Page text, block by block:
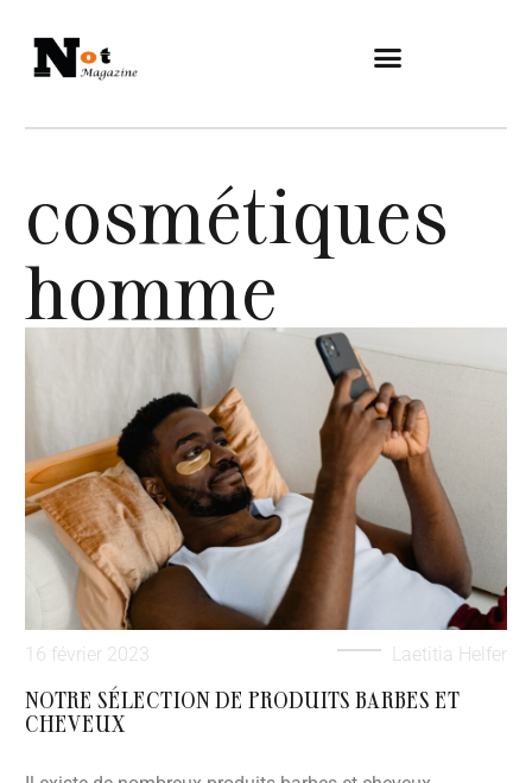
cosmétiques
homme
16 février 2023 Laetitia Helfer
NOTRE SÉLECTION DE PRODUITS BARBES ET
CHEVEUX